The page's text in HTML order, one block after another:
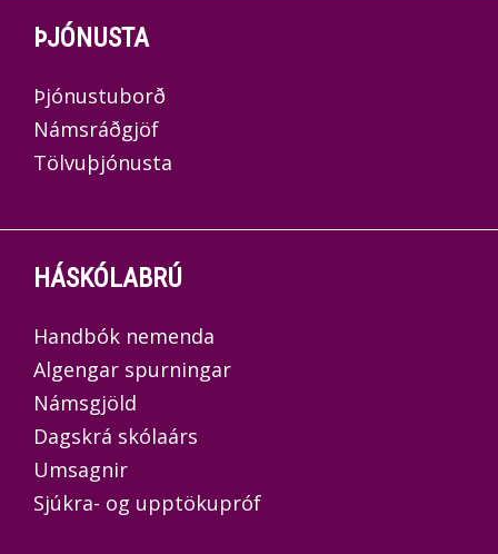
1-2 annir eftir námshraða. Að
Menntastoðum loknum getur þú sótt um
ÞJÓNUSTA
Þjónustuborð
Námsráðgjöf
Tölvuþjónusta
HÁSKÓLABRÚ
Handbók nemenda
Algengar spurningar
Námsgjöld
Dagskrá skólaárs
Umsagnir
Sjúkra- og upptökupróf